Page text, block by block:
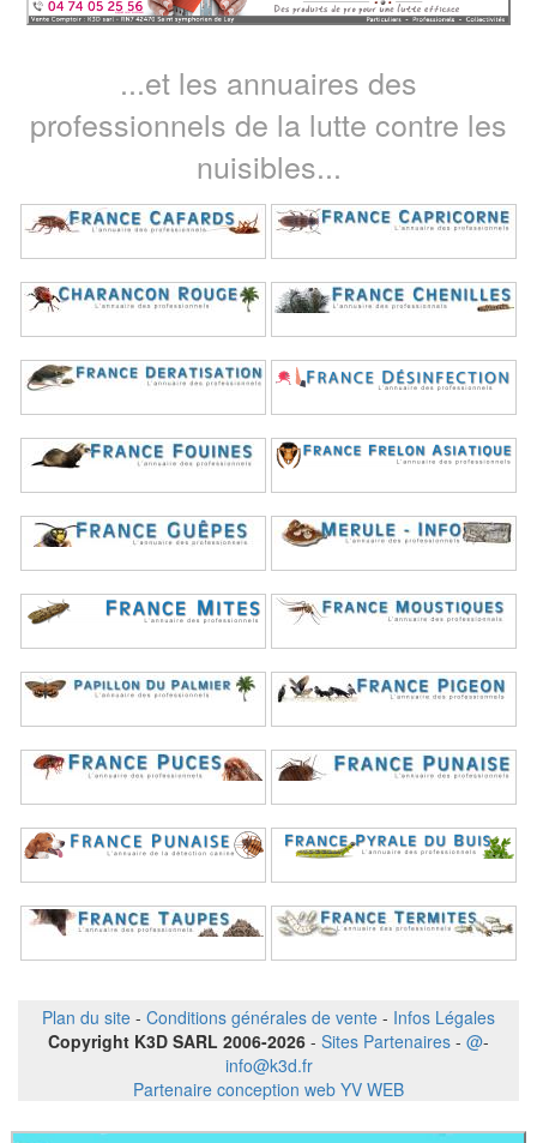
...et les annuaires des
professionnels de la lutte contre les
nuisibles...
Plan du site - Conditions générales de vente - Infos Légales
Copyright K3D SARL 2006-2026 - Sites Partenaires - @-
info@k3d.fr
Partenaire conception web YV WEB